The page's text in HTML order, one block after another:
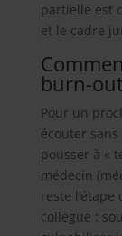
partielle est
et le cadre
burn-
Pour un
écouter
pousser à «
médecin
reste
collègue :